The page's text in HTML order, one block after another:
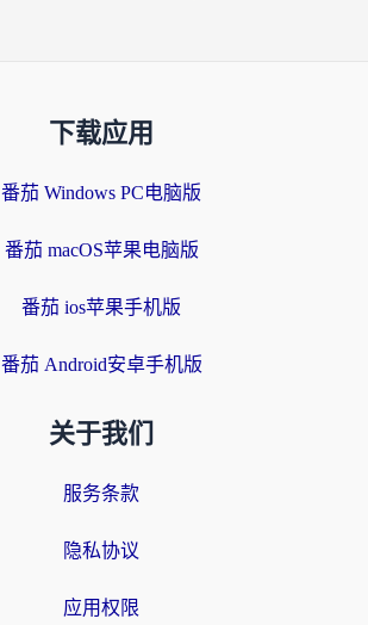
下载应用
番茄 Windows PC电脑版
番茄 macOS苹果电脑版
番茄 ios苹果手机版
番茄 Android安卓手机版
关于我们
服务条款
隐私协议
应用权限